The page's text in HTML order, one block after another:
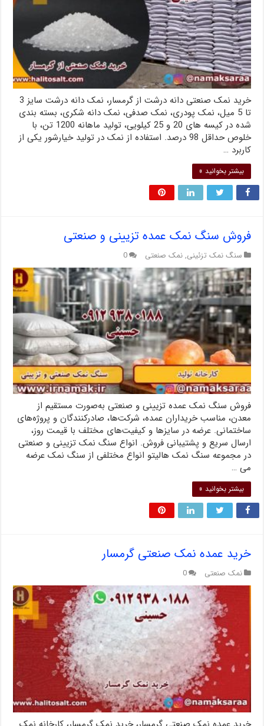
خرید نمک صنعتی دانه درشت از گرمسار، نمک دانه درشت سایز 3
تا 5 میل، نمک پودری، نمک صدفی، نمک دانه شکری، بسته بندی
شده در کیسه های 20 و 25 کیلویی، تولید ماهانه 1200 تن، با
خلوص حداقل 98 درصد. استفاده از نمک در تولید خیارشور یکی از
کاربرد …
بیشتر بخوانید »
فروش سنگ نمک عمده تزیینی و صنعتی
سنگ نمک تزئینی, نمک صنعتی 0
فروش سنگ نمک عمده تزیینی و صنعتی به‌صورت مستقیم از
معدن، مناسب خریداران عمده، شرکت‌ها، صادرکنندگان و پروژه‌های
ساختمانی. عرضه در سایزها و کیفیت‌های مختلف با قیمت روز،
ارسال سریع و پشتیبانی فروش. انواع سنگ نمک تزیینی و صنعتی
در مجموعه سنگ نمک هالیتو انواع مختلفی از سنگ نمک عرضه
می …
بیشتر بخوانید »
خرید عمده نمک صنعتی گرمسار
نمک صنعتی 0